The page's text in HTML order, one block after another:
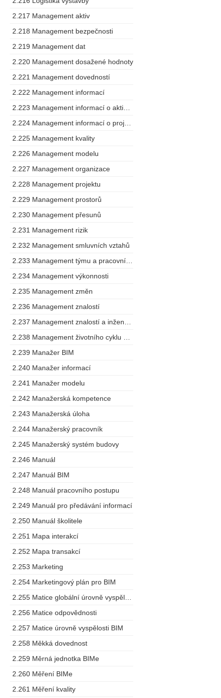
2.217 Management aktiv
2.218 Management bezpečnosti
2.219 Management dat
2.220 Management dosažené hodnoty
2.221 Management dovedností
2.222 Management informací
2.225 Management kvality
2.226 Management modelu
2.227 Management organizace
2.228 Management projektu
2.229 Management prostorů
2.230 Management přesunů
2.231 Management rizik
2.232 Management smluvních vztahů
2.234 Management výkonnosti
2.235 Management změn
2.236 Management znalostí
2.239 Manažer BIM
2.240 Manažer informací
2.241 Manažer modelu
2.242 Manažerská kompetence
2.243 Manažerská úloha
2.244 Manažerský pracovník
2.245 Manažerský systém budovy
2.246 Manuál
2.247 Manuál BIM
2.248 Manuál pracovního postupu
2.249 Manuál pro předávání informací
2.250 Manuál školitele
2.251 Mapa interakcí
2.252 Mapa transakcí
2.253 Marketing
2.254 Marketingový plán pro BIM
2.256 Matice odpovědnosti
2.257 Matice úrovně vyspělosti BIM
2.258 Měkká dovednost
2.259 Měrná jednotka BIMe
2.260 Měření BIMe
2.261 Měření kvality